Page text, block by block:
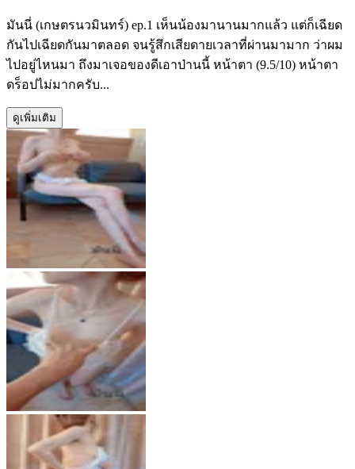
มันนี่ (เกษตรนวมินทร์) ep.1 เห็นน้องมานานมากแล้ว แต่ก็เฉียด
กันไปเฉียดกันมาตลอด จนรู้สึกเสียดายเวลาที่ผ่านมามาก ว่าผม
ไปอยู่ไหนมา ถึงมาเจอของดีเอาป่านนี้ หน้าตา (9.5/10) หน้าตา
ดร็อปไม่มากครับ...
ดูเพิ่มเติม